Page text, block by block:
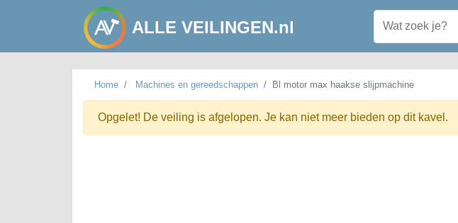
ALLE VEILINGEN.nl
Home Machines en gereedschappen Bl motor max haakse slijpmachine
Opgelet! De veiling is afgelopen. Je kan niet meer bieden op dit kavel.